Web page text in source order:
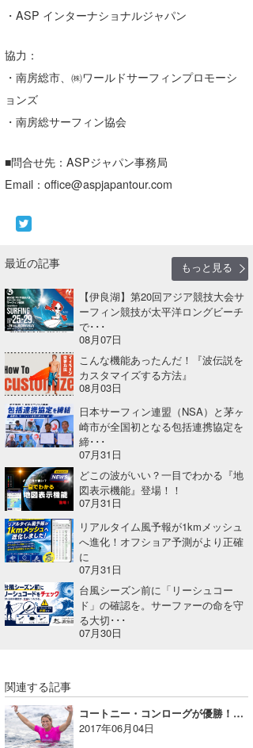
・ASP インターナショナルジャパン
協力：
・南房総市、㈱ワールドサーフィンプロモーシ
ョンズ
・南房総サーフィン協会
■問合せ先：ASPジャパン事務局
Email：office@aspjapantour.com
最近の記事
もっと見る
【伊良湖】第20回アジア競技大会サ
ーフィン競技が太平洋ロングビーチ
で･･･
08月07日
こんな機能あったんだ！『波伝説を
カスタマイズする方法』
08月03日
日本サーフィン連盟（NSA）と茅ヶ
崎市が全国初となる包括連携協定を
締･･･
07月31日
どこの波がいい？一目でわかる『地
図表示機能』登場！！
07月31日
リアルタイム風予報が1kmメッシュ
へ進化！オフショア予測がより正確
に
07月31日
台風シーズン前に「リーシュコー
ド」の確認を。サーファーの命を守
る大切･･･
07月30日
関連する記事
コートニー・コンローグが優勝！Outerknown Fiji Women’s Pro
2017年06月04日